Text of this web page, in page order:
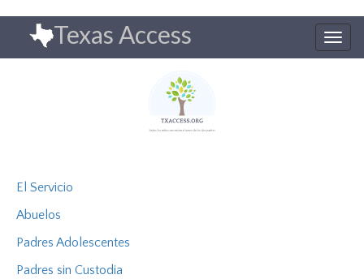
contenido
principal
Texas Access
El Servicio
Abuelos
Padres Adolescentes
Padres sin Custodia